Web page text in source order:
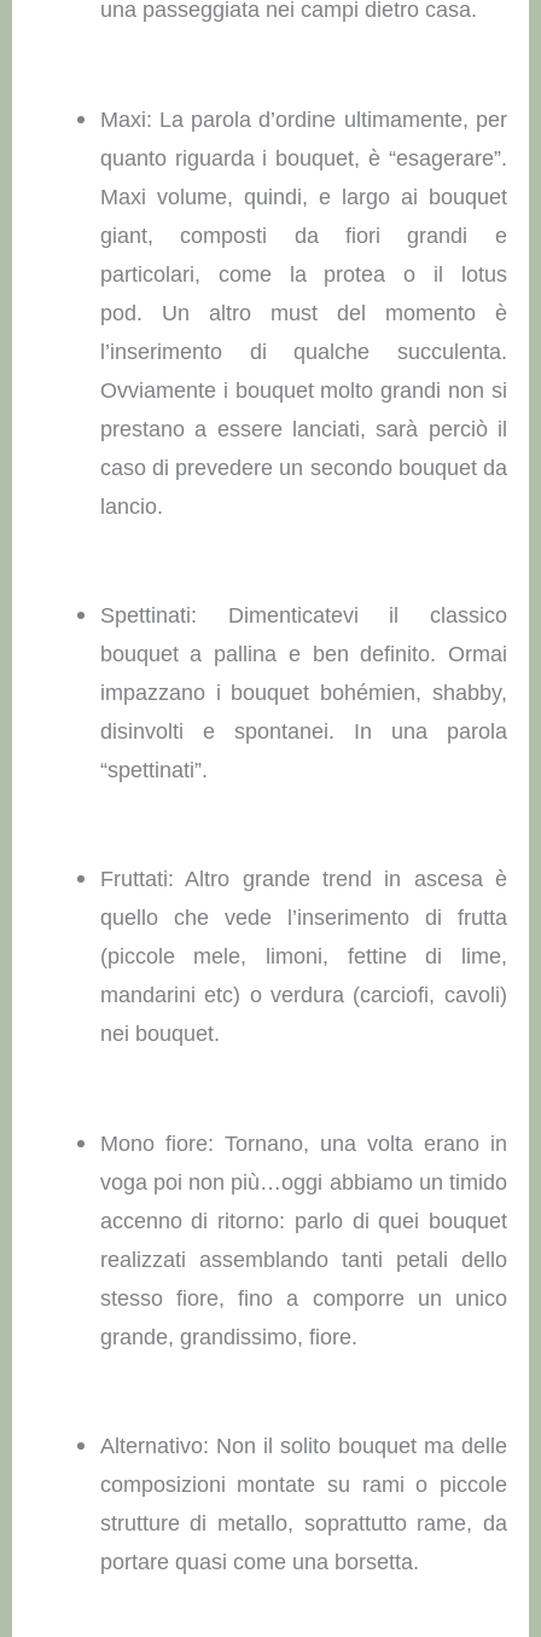
una passeggiata nei campi dietro casa.
Maxi: La parola d’ordine ultimamente, per
quanto riguarda i bouquet, è “esagerare”.
Maxi volume, quindi, e largo ai bouquet
giant, composti da fiori grandi e
particolari, come la protea o il lotus
pod. Un altro must del momento è
l’inserimento di qualche succulenta.
Ovviamente i bouquet molto grandi non si
prestano a essere lanciati, sarà perciò il
caso di prevedere un secondo bouquet da
lancio.
Spettinati: Dimenticatevi il classico
bouquet a pallina e ben definito. Ormai
impazzano i bouquet bohémien, shabby,
disinvolti e spontanei. In una parola
“spettinati”.
Fruttati: Altro grande trend in ascesa è
quello che vede l’inserimento di frutta
(piccole mele, limoni, fettine di lime,
mandarini etc) o verdura (carciofi, cavoli)
nei bouquet.
Mono fiore: Tornano, una volta erano in
voga poi non più…oggi abbiamo un timido
accenno di ritorno: parlo di quei bouquet
realizzati assemblando tanti petali dello
stesso fiore, fino a comporre un unico
grande, grandissimo, fiore.
Alternativo: Non il solito bouquet ma delle
composizioni montate su rami o piccole
strutture di metallo, soprattutto rame, da
portare quasi come una borsetta.